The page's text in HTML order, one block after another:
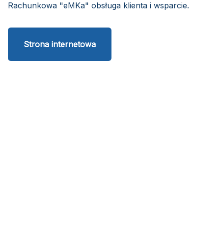
Rachunkowa "eMKa" obsługa klienta i wsparcie.
Strona internetowa